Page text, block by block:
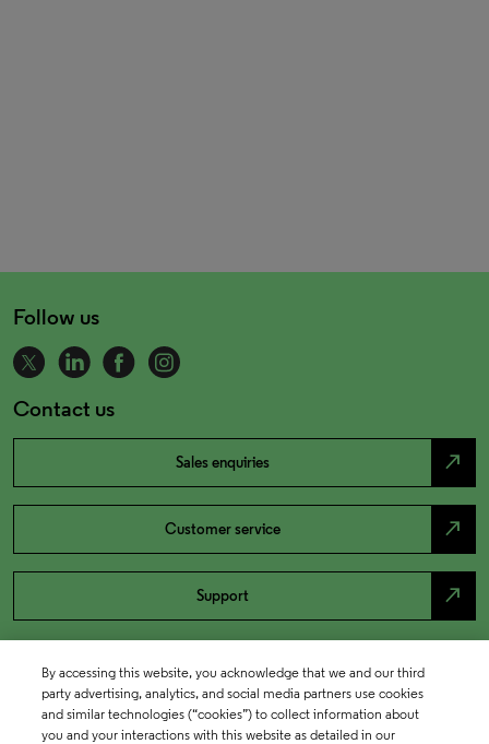
Follow us
Contact us
Sales enquiries north_east
Customer service north_east
Support north_east
By accessing this website, you acknowledge that we and our third
party advertising, analytics, and social media partners use cookies
and similar technologies (“cookies”) to collect information about
you and your interactions with this website as detailed in our